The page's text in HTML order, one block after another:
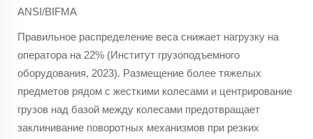
ANSI/BIFMA
Правильное распределение веса снижает нагрузку на
оператора на 22% (Институт грузоподъемного
оборудования, 2023). Размещение более тяжелых
предметов рядом с жесткими колесами и центрирование
грузов над базой между колесами предотвращает
заклинивание поворотных механизмов при резких